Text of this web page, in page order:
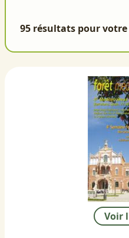
95 résultats pour
Voir